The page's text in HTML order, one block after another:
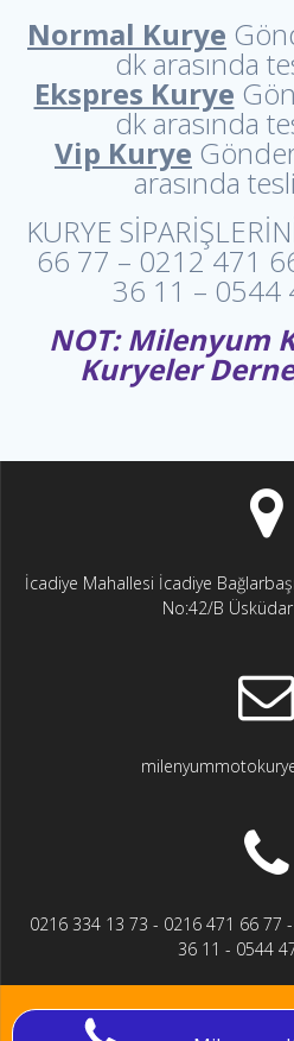
Normal Kurye
dk arasında
Ekspres Kurye
dk arasında
Vip Kurye
arasında
KURYE
66 77 – 0212 471
36 11 – 0544
NOT: Milenyum
Kuryeler
İcadiye Mahallesi İcadiye
No:42/B
0216 334 13 73 - 0216 471 66 77
36 11 - 0544
© 2026 Milenyum Kurye - Moto